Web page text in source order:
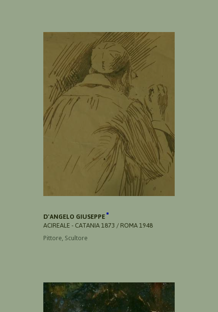
D'ANGELO GIUSEPPE
ACIREALE - CATANIA 1873 / ROMA 1948
Pittore, Scultore